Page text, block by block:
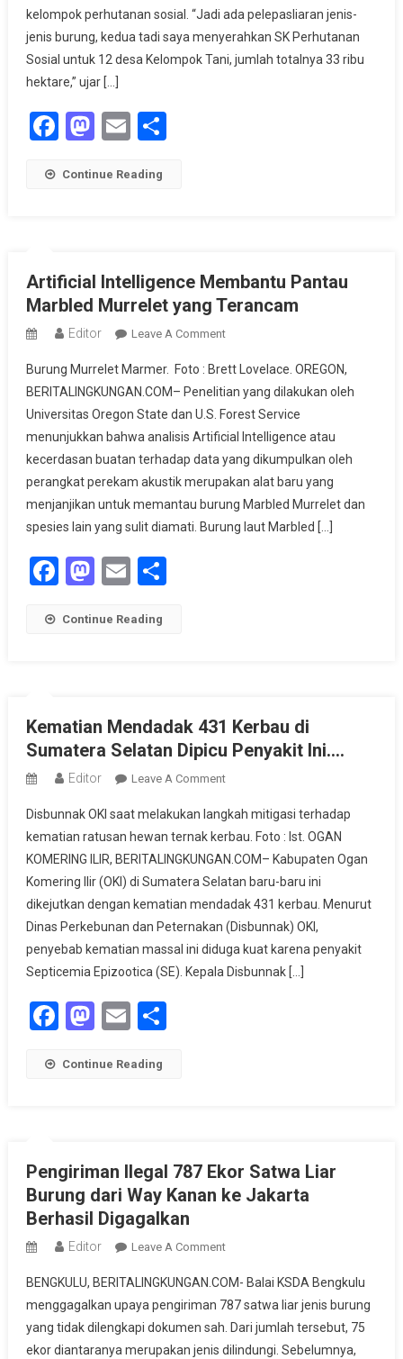
Beri
12
SK
kelompok perhutanan sosial. “Jadi ada pelepasliaran jenis-
jenis burung, kedua tadi saya menyerahkan SK Perhutanan
Sosial untuk 12 desa Kelompok Tani, jumlah totalnya 33 ribu
hektare,” ujar […]
Facebook
Mastodon
EmailShare
Continue Reading
Artificial Intelligence Membantu Pantau
Marbled Murrelet yang Terancam
Editor Leave A CommentOn
Intelligence
Membantu
Pantau
Marbled
Murrelet
Yang
Terancam
Burung Murrelet Marmer. Foto : Brett Lovelace. OREGON,
BERITALINGKUNGAN.COM– Penelitian yang dilakukan oleh
Universitas Oregon State dan U.S. Forest Service
menunjukkan bahwa analisis Artificial Intelligence atau
kecerdasan buatan terhadap data yang dikumpulkan oleh
perangkat perekam akustik merupakan alat baru yang
menjanjikan untuk memantau burung Marbled Murrelet dan
spesies lain yang sulit diamati. Burung laut Marbled […]
Facebook
Mastodon
EmailShare
Continue Reading
Kematian Mendadak 431 Kerbau di
Sumatera Selatan Dipicu Penyakit Ini….
Editor Leave A CommentOn
Mendadak
431
Kerbau
Di
Sumatera
Selatan
Dipicu
Penyakit
Disbunnak OKI saat melakukan langkah mitigasi terhadap
kematian ratusan hewan ternak kerbau. Foto : Ist. OGAN
KOMERING ILIR, BERITALINGKUNGAN.COM– Kabupaten Ogan
Komering Ilir (OKI) di Sumatera Selatan baru-baru ini
dikejutkan dengan kematian mendadak 431 kerbau. Menurut
Dinas Perkebunan dan Peternakan (Disbunnak) OKI,
penyebab kematian massal ini diduga kuat karena penyakit
Septicemia Epizootica (SE). Kepala Disbunnak […]
Facebook
Mastodon
EmailShare
Continue Reading
Pengiriman Ilegal 787 Ekor Satwa Liar
Burung dari Way Kanan ke Jakarta
Berhasil Digagalkan
Editor Leave A CommentOn
Ilegal
787
Ekor
Satwa
BENGKULU, BERITALINGKUNGAN.COM- Balai KSDA Bengkulu
menggagalkan upaya pengiriman 787 satwa liar jenis burung
yang tidak dilengkapi dokumen sah. Dari jumlah tersebut, 75
ekor diantaranya merupakan jenis dilindungi. Sebelumnya,